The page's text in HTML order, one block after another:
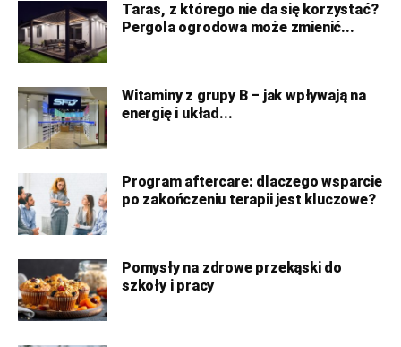
Taras, z którego nie da się korzystać?
Pergola ogrodowa może zmienić...
Witaminy z grupy B – jak wpływają na
energię i układ...
Program aftercare: dlaczego wsparcie
po zakończeniu terapii jest kluczowe?
Pomysły na zdrowe przekąski do
szkoły i pracy